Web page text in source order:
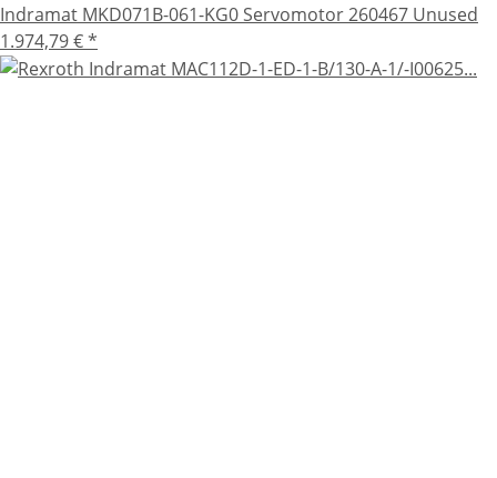
Indramat MKD071B-061-KG0 Servomotor 260467 Unused
1.974,79 €*